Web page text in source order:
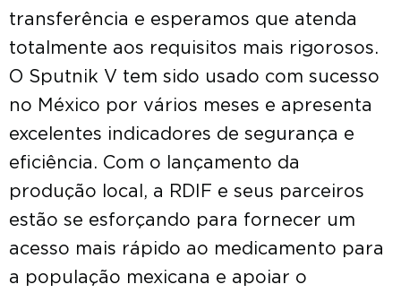
transferência e esperamos que atenda
totalmente aos requisitos mais rigorosos.
O Sputnik V tem sido usado com sucesso
no México por vários meses e apresenta
excelentes indicadores de segurança e
eficiência. Com o lançamento da
produção local, a RDIF e seus parceiros
estão se esforçando para fornecer um
acesso mais rápido ao medicamento para
a população mexicana e apoiar o